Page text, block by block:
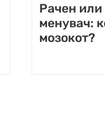
Рачен или
менувач:
мозокот?